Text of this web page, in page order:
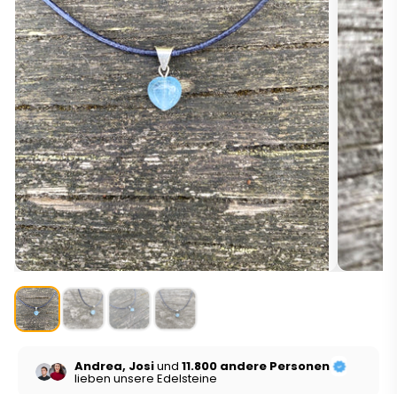
Andrea, Josiund11.800 andere Personen
lieben unsere Edelsteine